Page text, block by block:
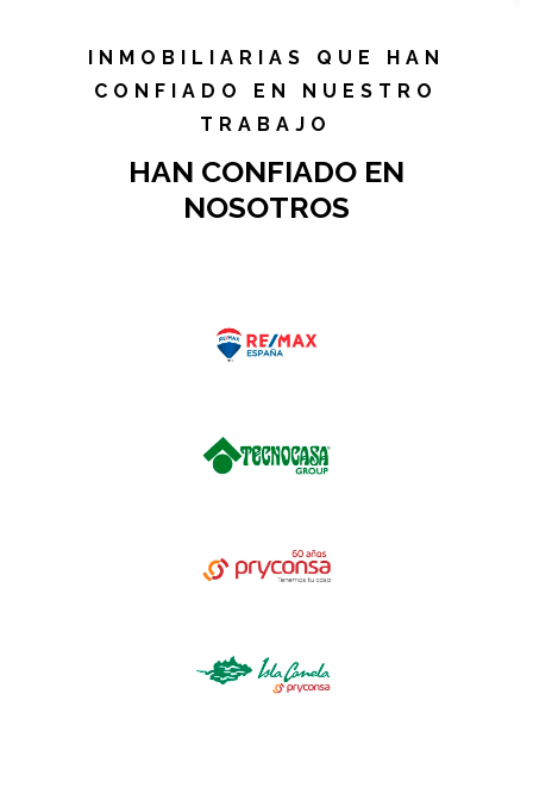
INMOBILIARIAS QUE HAN
CONFIADO EN NUESTRO
TRABAJO
HAN CONFIADO EN
NOSOTROS